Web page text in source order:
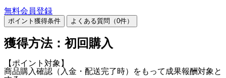
無料会員登録
ポイント獲得条件 よくある質問（0件）
獲得方法：初回購入
【ポイント対象】
商品購入確認（入金・配送完了時）をもって成果報酬対象と